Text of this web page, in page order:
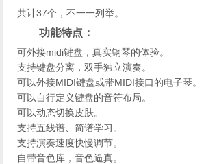
共计37个，不一一列举。
功能特点：
可外接midi键盘，真实钢琴的体验。
支持键盘分离，双手独立演奏。
可以外接MIDI键盘或带MIDI接口的电子琴。
可以自行定义键盘的音符布局。
可以动态切换皮肤。
支持五线谱、简谱学习。
支持演奏速度快慢调节。
自带音色库，音色逼真。